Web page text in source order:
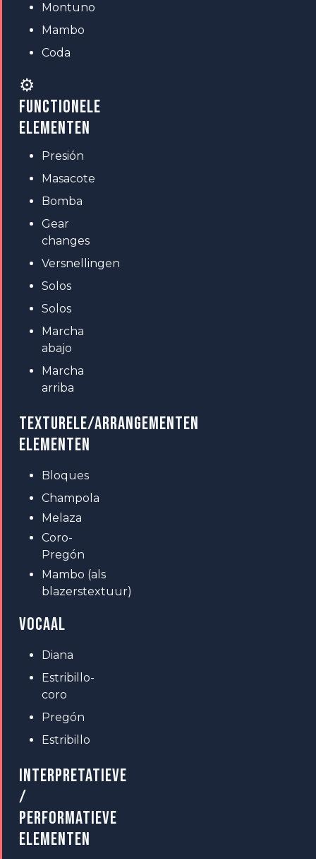
Montuno
Mambo
Coda
⚙
FUNCTIONELE
ELEMENTEN
Presión
Masacote
Bomba
Gear
changes
Versnellingen
Solos
Solos
Marcha
abajo
Marcha
arriba
TEXTURELE/ARRANGEMENTEN
ELEMENTEN
Bloques
Champola
Melaza
Coro-
Pregón
Mambo (als
blazerstextuur)
VOCAAL
Diana
Estribillo-
coro
Pregón
Estribillo
INTERPRETATIEVE
/
PERFORMATIEVE
ELEMENTEN